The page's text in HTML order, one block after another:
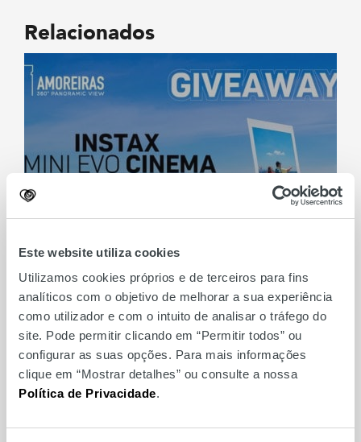
Este website utiliza cookies
Utilizamos cookies próprios e de terceiros para fins
analíticos com o objetivo de melhorar a sua experiência
como utilizador e com o intuito de analisar o tráfego do
site. Pode permitir clicando em “Permitir todos” ou
configurar as suas opções. Para mais informações
clique em “Mostrar detalhes” ou consulte a nossa
Política de Privacidade.
Relacionados
Passatempo Dia da
Fotografia